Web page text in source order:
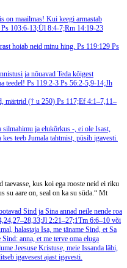
on maailmas! Kui keegi armastab
Ps 103:6-13;Ül 8:4-7;Rm 14:19-23
hoiab neid minu hing. Ps 119:129 Ps
ja nõuavad Teda kõigest
teedel! Ps 119:2-3 Ps 56:2-5,9-14;Jh
märtrid († u 250) Ps 117;Ef 4:1–7,11–
ja elukõrkus -, ei ole Isast,
teeb Jumala tahtmist, püsib igavesti.
taevasse, kus koi ega rooste neid ei riku
su aare on, seal on ka su süda.“ Mt
Sind ja Sina annad neile nende roa
2:21–27;1Tm 6:6–10 või
halastaja Isa, me täname Sind, et Sa
anna, et me terve oma eluga
Jeesuse Kristuse, meie Issanda läbi,
igavesest ajast igavesti.